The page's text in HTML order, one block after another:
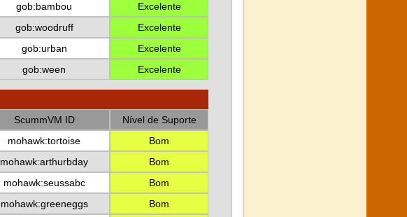
gob:bambou
Excelente
gob:woodruff
Excelente
gob:urban
Excelente
gob:ween Excelente
ScummVM ID
Nível de Suporte
mohawk:tortoise
Bom
mohawk:arthurbday
Bom
mohawk:seussabc
Bom
mohawk:greeneggs
Bom